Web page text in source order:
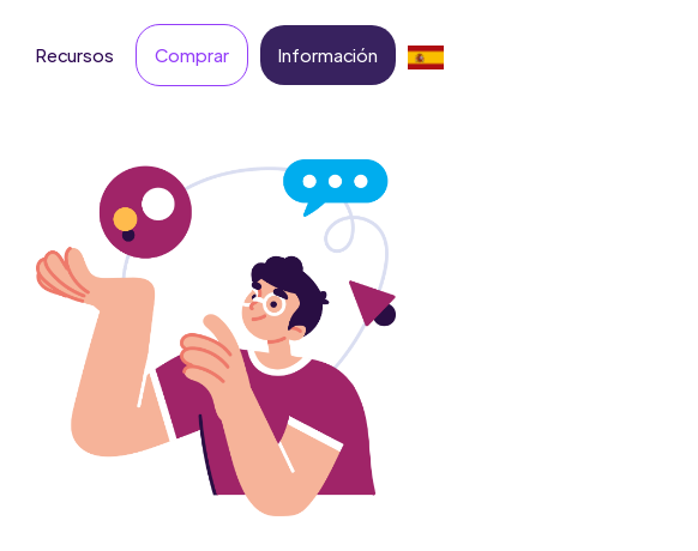
Recursos Comprar Información